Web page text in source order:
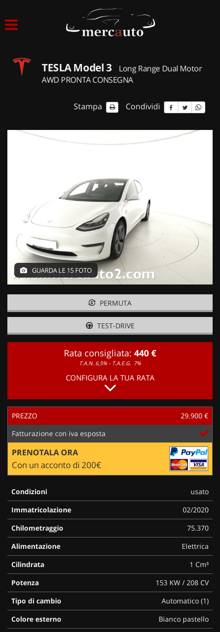
ACQUISTIAMO USATO
NOLEGGIO AUTO
NOLEGGIO BREVE TERMINE
CONTATTI
TESLA Model 3
Long Range Dual Motor
AWD PRONTA CONSEGNA
Stampa Condividi
GUARDA LE 15 FOTO
PERMUTA
TEST-DRIVE
Rata consigliata: 440 €
T.A.N. 6,5% - T.A.E.G. 7%
CONFIGURA LA TUA RATA
PREZZO
29.900 €
Fatturazione con iva esposta
PRENOTALA ORA
Con un acconto di 200€
Condizioni
usato
Immatricolazione
02/2020
Chilometraggio
75.370
Alimentazione
Elettrica
Cilindrata
1 Cm³
Potenza
153 KW / 208 CV
Tipo di cambio
Automatico (1)
Colore esterno
Bianco pastello